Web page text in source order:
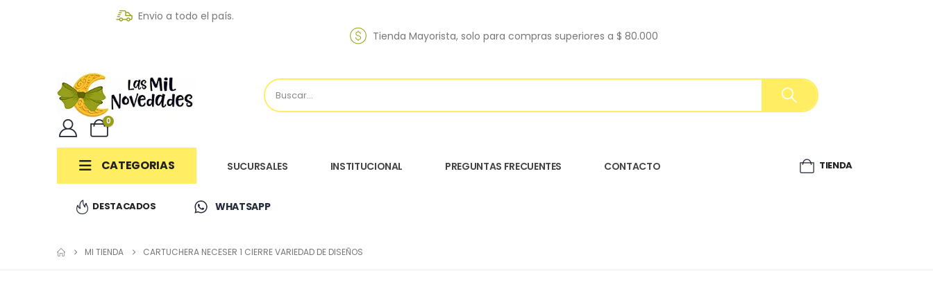
Envio a todo el país.
Tienda Mayorista, solo para compras superiores a $ 80.000
0
CATEGORIAS SUCURSALES INSTITUCIONAL PREGUNTAS FRECUENTES CONTACTO TIENDA
DESTACADOS WHATSAPP
MI TIENDA CARTUCHERA NECESER 1 CIERRE VARIEDAD DE DISEÑOS